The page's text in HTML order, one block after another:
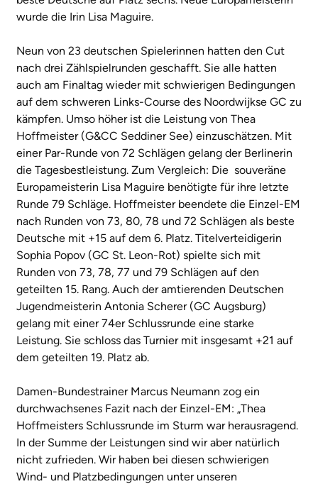
wurde die Irin Lisa Maguire.
Neun von 23 deutschen Spielerinnen hatten den Cut
nach drei Zählspielrunden geschafft. Sie alle hatten
auch am Finaltag wieder mit schwierigen Bedingungen
auf dem schweren Links-Course des Noordwijkse GC zu
kämpfen. Umso höher ist die Leistung von Thea
Hoffmeister (G&CC Seddiner See) einzuschätzen. Mit
einer Par-Runde von 72 Schlägen gelang der Berlinerin
die Tagesbestleistung. Zum Vergleich: Die souveräne
Europameisterin Lisa Maguire benötigte für ihre letzte
Runde 79 Schläge. Hoffmeister beendete die Einzel-EM
nach Runden von 73, 80, 78 und 72 Schlägen als beste
Deutsche mit +15 auf dem 6. Platz. Titelverteidigerin
Sophia Popov (GC St. Leon-Rot) spielte sich mit
Runden von 73, 78, 77 und 79 Schlägen auf den
geteilten 15. Rang. Auch der amtierenden Deutschen
Jugendmeisterin Antonia Scherer (GC Augsburg)
gelang mit einer 74er Schlussrunde eine starke
Leistung. Sie schloss das Turnier mit insgesamt +21 auf
dem geteilten 19. Platz ab.
Damen-Bundestrainer Marcus Neumann zog ein
durchwachsenes Fazit nach der Einzel-EM: „Thea
Hoffmeisters Schlussrunde im Sturm war herausragend.
In der Summe der Leistungen sind wir aber natürlich
nicht zufrieden. Wir haben bei diesen schwierigen
Wind- und Platzbedingungen unter unseren